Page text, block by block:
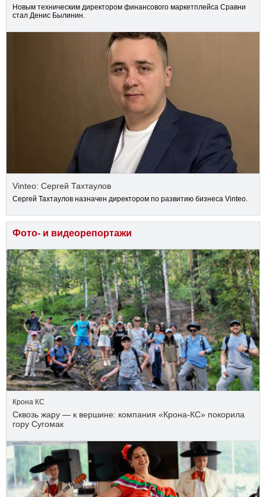
Новым техническим директором финансового маркетплейса Сравни
стал Денис Былинин.
Vinteo: Сергей Тахтаулов
Сергей Тахтаулов назначен директором по развитию бизнеса Vinteo.
Фото- и видеорепортажи
Крона КС
Сквозь жару — к вершине: компания «Крона‑КС» покорила
гору Сугомак